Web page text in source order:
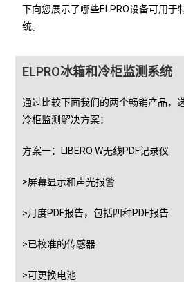
下向您展示了哪些ELPRO设备可用于
统。
ELPRO冰箱和冷柜监测系统
通过比较下面我们的两个畅销产品，
冷柜监测解决方案：
方案一：LIBERO W无线PDF记录仪
>屏幕显示和声光报警
>月度PDF报告，包括四种PDF报告
>已校准的传感器
>可更换电池